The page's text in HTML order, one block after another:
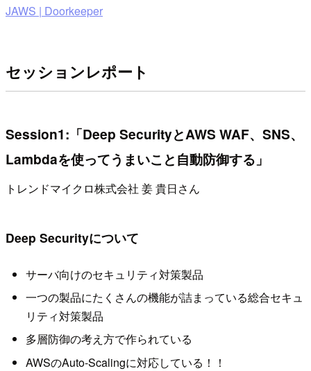
JAWS | Doorkeeper
セッションレポート
Session1:「Deep SecurityとAWS WAF、SNS、
Lambdaを使ってうまいこと自動防御する」
トレンドマイクロ株式会社 姜 貴日さん
Deep Securityについて
サーバ向けのセキュリティ対策製品
一つの製品にたくさんの機能が詰まっている総合セキュ
リティ対策製品
多層防御の考え方で作られている
AWSのAuto-Scalingに対応している！！